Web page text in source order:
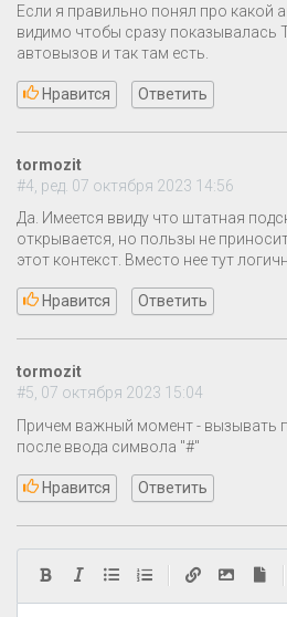
Если я правильно понял про какой
видимо чтобы сразу показывалась
автовызов и так там есть.
Нравится Ответить
tormozit
#4, ред. 07 октября 2023 14:56
Да. Имеется ввиду что штатная
открывается, но пользы не
этот контекст. Вместо нее тут
Нравится Ответить
tormozit
#5, 07 октября 2023 15:04
Причем важный момент - вызывать
после ввода символа "#"
Нравится Ответить